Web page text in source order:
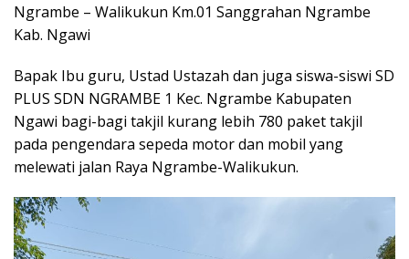
Ngrambe – Walikukun Km.01 Sanggrahan Ngrambe
Kab. Ngawi
Bapak Ibu guru, Ustad Ustazah dan juga siswa-siswi SD
PLUS SDN NGRAMBE 1 Kec. Ngrambe Kabupaten
Ngawi bagi-bagi takjil kurang lebih 780 paket takjil
pada pengendara sepeda motor dan mobil yang
melewati jalan Raya Ngrambe-Walikukun.